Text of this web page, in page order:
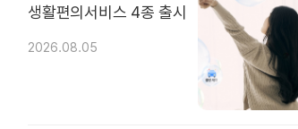
생활편의서비스 4종 출시
2026.08.05